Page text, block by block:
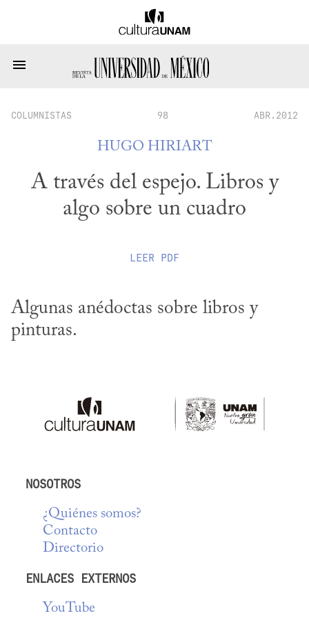
COLUMNISTAS 98 ABR.2012
HUGO HIRIART
A través del espejo. Libros y
algo sobre un cuadro
LEER PDF
Algunas anédoctas sobre libros y
pinturas.
NOSOTROS
¿Quiénes somos?
Contacto
Directorio
ENLACES EXTERNOS
YouTube